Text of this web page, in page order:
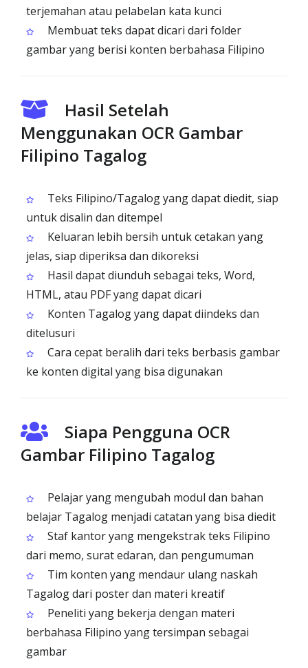
terjemahan atau pelabelan kata kunci
Membuat teks dapat dicari dari folder
gambar yang berisi konten berbahasa Filipino
Hasil Setelah
Menggunakan OCR Gambar
Filipino Tagalog
Teks Filipino/Tagalog yang dapat diedit, siap
untuk disalin dan ditempel
Keluaran lebih bersih untuk cetakan yang
jelas, siap diperiksa dan dikoreksi
Hasil dapat diunduh sebagai teks, Word,
HTML, atau PDF yang dapat dicari
Konten Tagalog yang dapat diindeks dan
ditelusuri
Cara cepat beralih dari teks berbasis gambar
ke konten digital yang bisa digunakan
Siapa Pengguna OCR
Gambar Filipino Tagalog
Pelajar yang mengubah modul dan bahan
belajar Tagalog menjadi catatan yang bisa diedit
Staf kantor yang mengekstrak teks Filipino
dari memo, surat edaran, dan pengumuman
Tim konten yang mendaur ulang naskah
Tagalog dari poster dan materi kreatif
Peneliti yang bekerja dengan materi
berbahasa Filipino yang tersimpan sebagai
gambar